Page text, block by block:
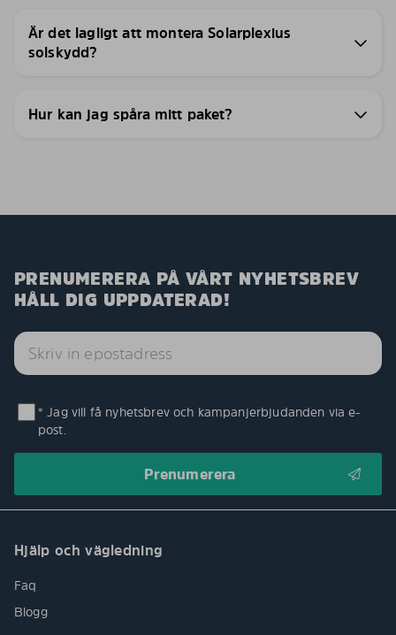
Är det lagligt att montera Solarplexius
solskydd?
Hur kan jag spåra mitt paket?
PRENUMERERA PÅ VÅRT NYHETSBREV
HÅLL DIG UPPDATERAD!
* Jag vill få nyhetsbrev och kampanjerbjudanden via e-
post.
Hjälp och vägledning
Faq
Blogg